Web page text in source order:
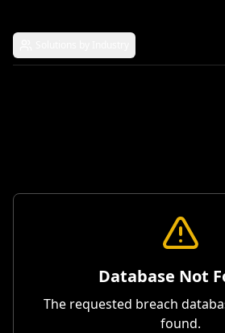
Database Not
The requested breach
found.